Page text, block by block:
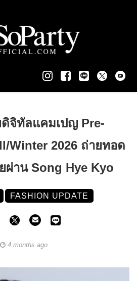
ดิจิทัลแคมเปญ Pre-
Winter 2026 ถ่ายทอด
ผ่าน Song Hye Kyo
FASHION UPDATE
4 months ago